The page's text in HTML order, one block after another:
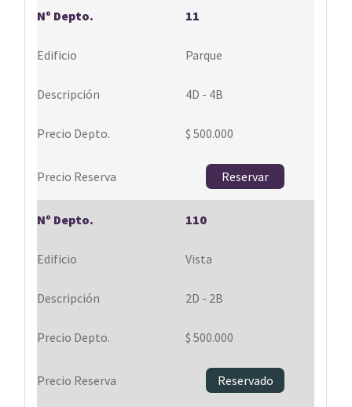
11
Parque
4D - 4B
$ 500.000
Reservar
110
Vista
2D - 2B
$ 500.000
Reservado